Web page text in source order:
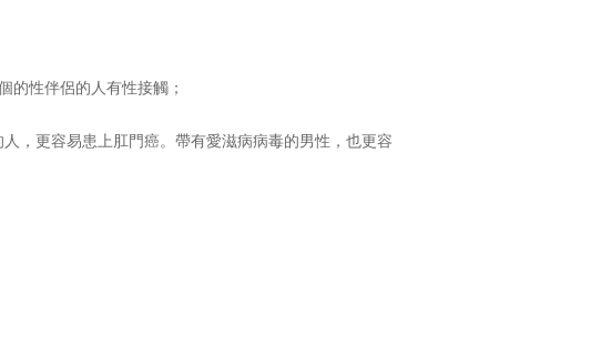
的性伴侶的人有性接觸；
，更容易患上肛門癌。帶有愛滋病病毒的男性，也更容